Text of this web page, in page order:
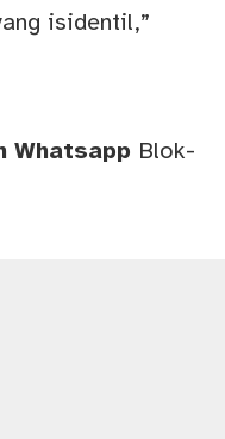
isidentil,”
Whatsapp Blok-